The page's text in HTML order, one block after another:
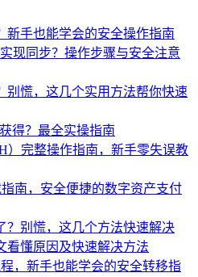
新手也能学会的安全操作指南
现同步？操作步骤与安全注意
别慌，这几个实用方法帮你快速
得？最全实操指南
）完整操作指南，新手零失误教
南，安全便捷的数字资产支付
？别慌，这几个方法快速解决
看懂原因及快速解决方法
，新手也能学会的安全转移指